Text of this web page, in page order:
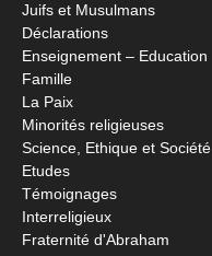
Juifs et Musulmans
Déclarations
Enseignement – Education
Famille
La Paix
Minorités religieuses
Science, Ethique et Société
Etudes
Témoignages
Interreligieux
Fraternité d'Abraham